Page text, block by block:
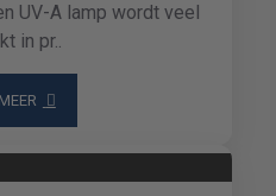
UV-A lamp wordt veel
in pr..